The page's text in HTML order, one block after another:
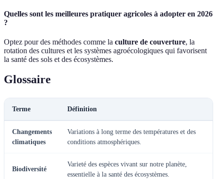
Quelles sont les meilleures pratiquer agricoles à adopter en 2026
?
Optez pour des méthodes comme la culture de couverture, la
rotation des cultures et les systèmes agroécologiques qui favorisent
la santé des sols et des écosystèmes.
Glossaire
Terme Définition
Changements
climatiques
Variations à long terme des températures et des
conditions atmosphériques.
Biodiversité
Varieté des espèces vivant sur notre planète,
essentielle à la santé des écosystèmes.